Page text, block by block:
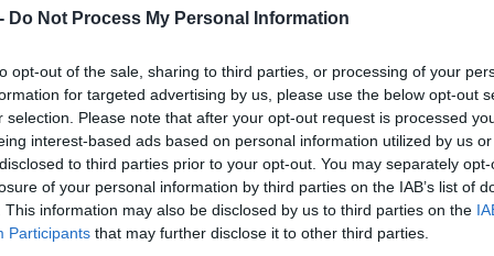
Do Not Process My Personal Information
opt-out of the sale, sharing to third parties, or processing of your
for targeted advertising by us, please use the below opt-out
selection. Please note that after your opt-out request is processed
interest-based ads based on personal information utilized by us
to third parties prior to your opt-out. You may separately
of your personal information by third parties on the IAB’s list of
This information may also be disclosed by us to third parties on the
Participants that may further disclose it to other third parties.